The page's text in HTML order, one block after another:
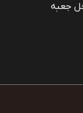
جعبه